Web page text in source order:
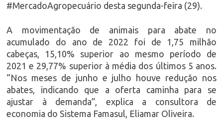
#MercadoAgropecuário desta segunda-feira (29).
A movimentação de animais para abate no
acumulado do ano de 2022 foi de 1,75 milhão
cabeças, 15,10% superior ao mesmo período de
2021 e 29,77% superior à média dos últimos 5 anos.
“Nos meses de junho e julho houve redução nos
abates, indicando que a oferta caminha para se
ajustar à demanda”, explica a consultora de
economia do Sistema Famasul, Eliamar Oliveira.